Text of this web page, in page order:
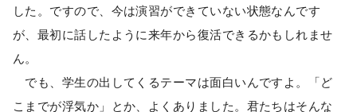
した。ですので、今は演習ができていない状態なんです
が、最初に話したように来年から復活できるかもしれませ
ん。
でも、学生の出してくるテーマは面白いんですよ。「ど
こまでが浮気か」とか、よくありました。君たちはそんな